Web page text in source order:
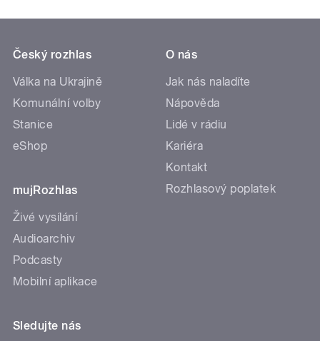
Český rozhlas
Válka na Ukrajině
Komunální volby
Stanice
eShop
mujRozhlas
Živé vysílání
Audioarchiv
Podcasty
Mobilní aplikace
O nás
Jak nás naladíte
Nápověda
Lidé v rádiu
Kariéra
Kontakt
Rozhlasový poplatek
Sledujte nás